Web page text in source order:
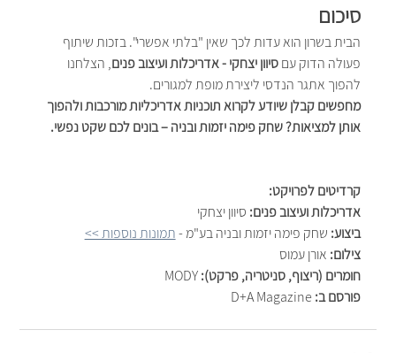
סיכום
הבית בשרון הוא עדות לכך שאין "בלתי אפשרי". בזכות שיתוף
פעולה הדוק עם סיוון יצחקי - אדריכלות ועיצוב פנים, הצלחנו
להפוך אתגר הנדסי ליצירת מופת למגורים.
מחפשים קבלן שיודע לקרוא תוכניות אדריכליות מורכבות ולהפוך
אותן למציאות? שחק פימה יזמות ובניה – בונים לכם שקט נפשי.
קרדיטים לפרויקט:
אדריכלות ועיצוב פנים: סיוון יצחקי
ביצוע: שחק פימה יזמות ובניה בע"מ - תמונות נוספות >>
צילום: אורן עמוס
חומרים (ריצוף, סניטריה, פרקט): MODY
פורסם ב: D+A Magazine